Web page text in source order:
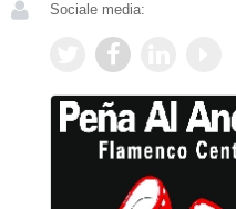
Sociale media: